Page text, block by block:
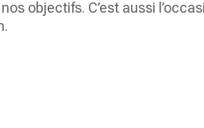
objectifs. C’est aussi